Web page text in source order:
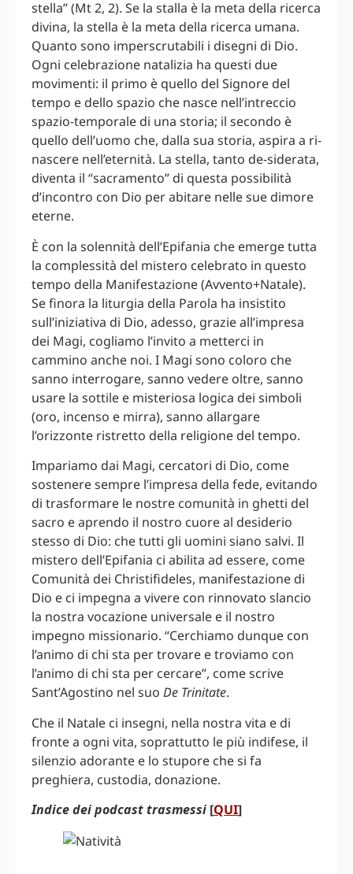
stella” (Mt 2, 2). Se la stalla è la meta della ricerca
divina, la stella è la meta della ricerca umana.
Quanto sono imperscrutabili i disegni di Dio.
Ogni celebrazione natalizia ha questi due
movimenti: il primo è quello del Signore del
tempo e dello spazio che nasce nell’intreccio
spazio-temporale di una storia; il secondo è
quello dell’uomo che, dalla sua storia, aspira a ri-
nascere nell’eternità. La stella, tanto de-siderata,
diventa il “sacramento” di questa possibilità
d’incontro con Dio per abitare nelle sue dimore
eterne.
È con la solennità dell’Epifania che emerge tutta
la complessità del mistero celebrato in questo
tempo della Manifestazione (Avvento+Natale).
Se finora la liturgia della Parola ha insistito
sull’iniziativa di Dio, adesso, grazie all’impresa
dei Magi, cogliamo l’invito a metterci in
cammino anche noi. I Magi sono coloro che
sanno interrogare, sanno vedere oltre, sanno
usare la sottile e misteriosa logica dei simboli
(oro, incenso e mirra), sanno allargare
l’orizzonte ristretto della religione del tempo.
Impariamo dai Magi, cercatori di Dio, come
sostenere sempre l’impresa della fede, evitando
di trasformare le nostre comunità in ghetti del
sacro e aprendo il nostro cuore al desiderio
stesso di Dio: che tutti gli uomini siano salvi. Il
mistero dell’Epifania ci abilita ad essere, come
Comunità dei Christifideles, manifestazione di
Dio e ci impegna a vivere con rinnovato slancio
la nostra vocazione universale e il nostro
impegno missionario. “Cerchiamo dunque con
l’animo di chi sta per trovare e troviamo con
l’animo di chi sta per cercare”, come scrive
Sant’Agostino nel suo De Trinitate.
Che il Natale ci insegni, nella nostra vita e di
fronte a ogni vita, soprattutto le più indifese, il
silenzio adorante e lo stupore che si fa
preghiera, custodia, donazione.
Indice dei podcast trasmessi [QUI]